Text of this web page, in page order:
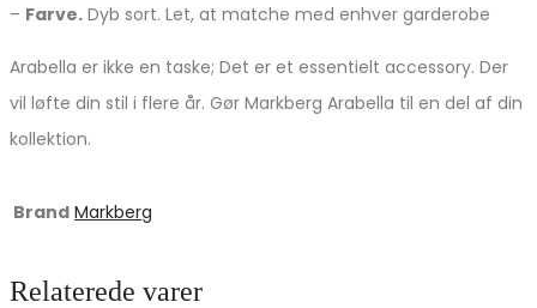
– Farve. Dyb sort. Let, at matche med enhver garderobe
Arabella er ikke en taske; Det er et essentielt accessory. Der
vil løfte din stil i flere år. Gør Markberg Arabella til en del af din
kollektion.
Brand Markberg
Relaterede varer